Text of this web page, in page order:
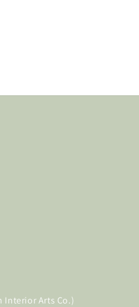
Interior Arts Co.)